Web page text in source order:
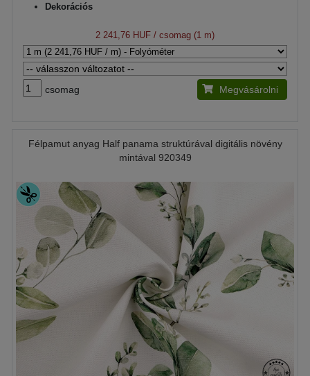
Dekorációs
2 241,76 HUF / csomag (1 m)
csomag Megvásárolni
Félpamut anyag Half panama struktúrával digitális növény
mintával 920349